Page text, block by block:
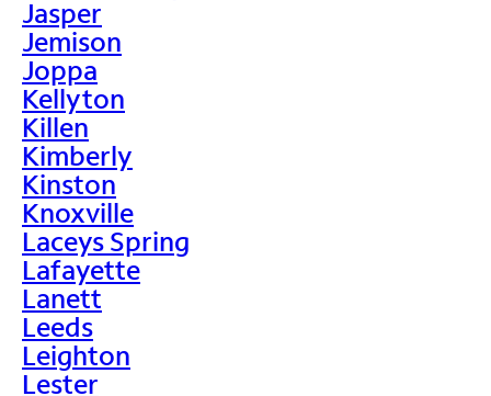
Jasper
Jemison
Joppa
Kellyton
Killen
Kimberly
Kinston
Knoxville
Laceys Spring
Lafayette
Lanett
Leeds
Leighton
Lester